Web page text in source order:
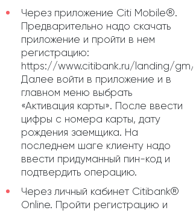
Через приложение Citi Mobile®.
Предварительно надо скачать
приложение и пройти в нем
регистрацию:
https://www.citibank.ru/landing/gm/
Далее войти в приложение и в
главном меню выбрать
«Активация карты». После ввести
цифры с номера карты, дату
рождения заемщика. На
последнем шаге клиенту надо
ввести придуманный пин-код и
подтвердить операцию.
Через личный кабинет Citibank®
Online. Пройти регистрацию и